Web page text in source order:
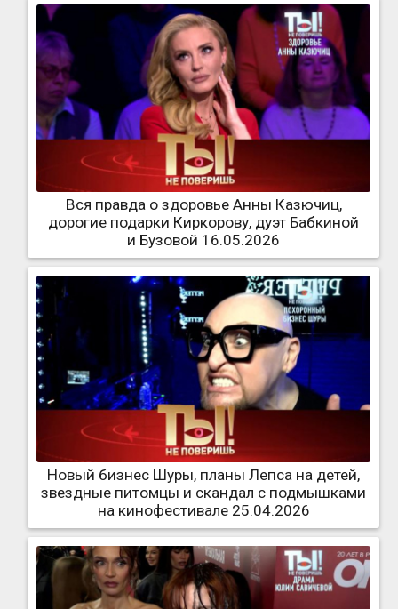
Вся правда о здоровье Анны Казючиц,
дорогие подарки Киркорову, дуэт Бабкиной
и Бузовой 16.05.2026
Новый бизнес Шуры, планы Лепса на детей,
звездные питомцы и скандал с подмышками
на кинофестивале 25.04.2026